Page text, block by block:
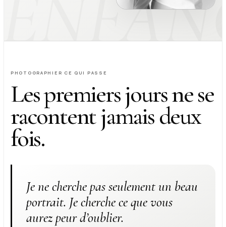
PHOTOGRAPHIER CE QUI PASSE
Les premiers jours ne se
racontent jamais deux
fois.
Je ne cherche pas seulement un beau
portrait. Je cherche ce que vous
aurez peur d’oublier.